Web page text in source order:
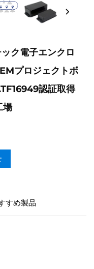
ク電子エンクロ
プロジェクトボ
認証取得
場
すめ製品